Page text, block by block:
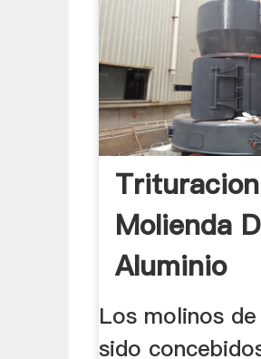
Molienda
Aluminio
Los molinos
sido